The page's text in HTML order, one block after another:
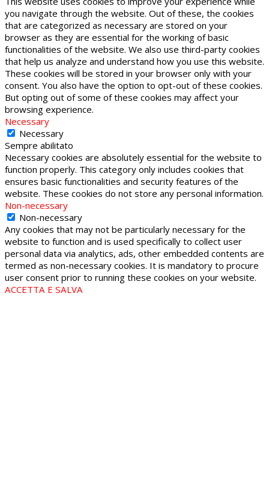
you navigate through the website. Out of these, the cookies
that are categorized as necessary are stored on your
browser as they are essential for the working of basic
functionalities of the website. We also use third-party cookies
that help us analyze and understand how you use this website.
These cookies will be stored in your browser only with your
consent. You also have the option to opt-out of these cookies.
But opting out of some of these cookies may affect your
browsing experience.
Necessary
Necessary
Sempre abilitato
Necessary cookies are absolutely essential for the website to
function properly. This category only includes cookies that
ensures basic functionalities and security features of the
website. These cookies do not store any personal information.
Non-necessary
Non-necessary
Any cookies that may not be particularly necessary for the
website to function and is used specifically to collect user
personal data via analytics, ads, other embedded contents are
termed as non-necessary cookies. It is mandatory to procure
user consent prior to running these cookies on your website.
ACCETTA E SALVA